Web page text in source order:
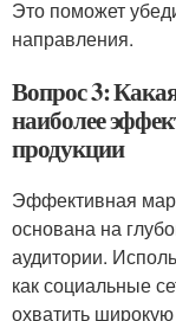
Это поможет
направления.
Вопрос 3:
наиболее
продукции
Эффективная
основана на
аудитории.
как социальные
охватить